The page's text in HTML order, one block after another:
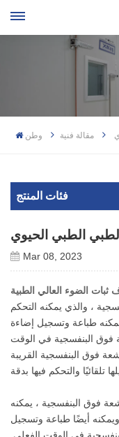
وطن مقالة فنية
فئات المنتج
Mar 08, 2023
، والذي يمكنه التحكم
طباعة وتسجيل إضاءة
فوق البنفسجية في الوقت
فوق البنفسجية القريبة
فوق البنفسجية ، يمكنه
أيضًا طباعة وتسجيل
في الوقت الفعلي.